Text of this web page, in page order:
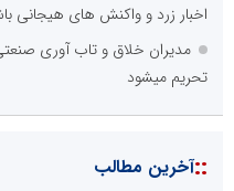
اخبار زرد و واکنش های هیجانی
مدیران خلاق و تاب آوری
تحریم میشود
::آخرین مطالب